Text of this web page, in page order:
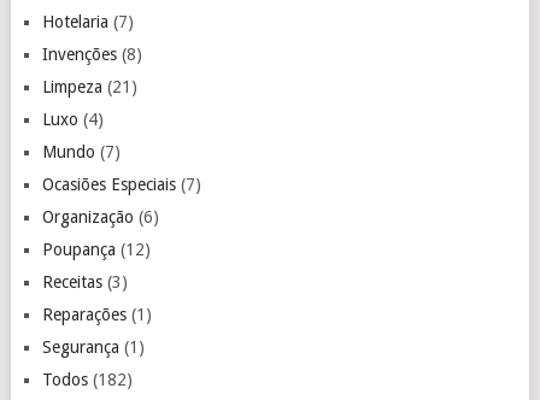
Hotelaria (7)
Invenções(8)
Limpeza (21)
Luxo (4)
Mundo (7)
Ocasiões Especiais(7)
Organização (6)
Poupança (12)
Receitas(3)
Reparações(1)
Segurança (1)
Todos(182)